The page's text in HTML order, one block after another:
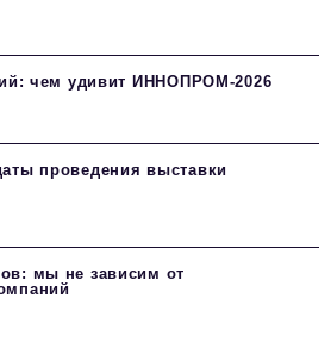
чем удивит ИННОПРОМ‑2026
проведения выставки
мы не зависим от